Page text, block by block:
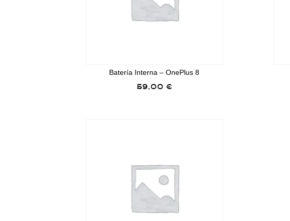
Batería Interna – OnePlus 8
59,00 €